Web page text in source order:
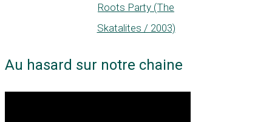
Roots Party (The
Skatalites / 2003)
Au hasard sur notre chaine